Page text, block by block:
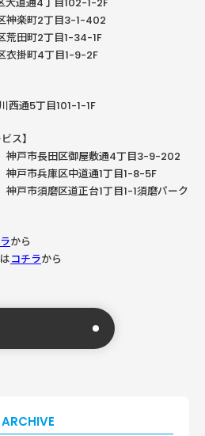
楽町2丁目3-1-402
田町2丁目1-34-1F
掛町4丁目1-9-2F
西通5丁目101-1-1F
ス】
戸市長田区御屋敷通4丁目3-9-202
戸市兵庫区中道通1丁目1-8-5F
戸市須磨区道正台1丁目1-1須磨パーク
から
コチラから
ARCHIVE